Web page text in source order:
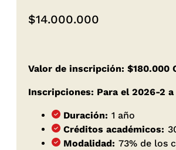
$14.000.000
Valor de inscripción: $180.000
Inscripciones: Para el 2026-2
Duración: 1 año
Créditos académicos:
Modalidad: 73% de los